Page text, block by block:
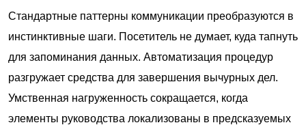
Стандартные паттерны коммуникации преобразуются в
инстинктивные шаги. Посетитель не думает, куда тапнуть
для запоминания данных. Автоматизация процедур
разгружает средства для завершения вычурных дел.
Умственная нагруженность сокращается, когда
элементы руководства локализованы в предсказуемых